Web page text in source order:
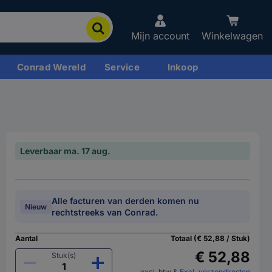
Mijn account Winkelwagen
Conrad Wereld Service Inkoop
Leverbaar ma. 17 aug.
Nieuw
Alle facturen van derden komen nu
rechtstreeks van Conrad.
Aantal
Stuk(s)
Totaal (€ 52,88 / Stuk)
€ 52,88